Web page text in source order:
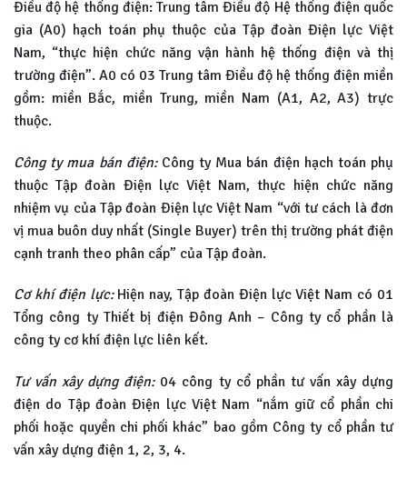
Điều độ hệ thống điện: Trung tâm Điều độ Hệ thống điện quốc
gia (A0) hạch toán phụ thuộc của Tập đoàn Điện lực Việt
Nam, “thực hiện chức năng vận hành hệ thống điện và thị
trường điện”. A0 có 03 Trung tâm Điều độ hệ thống điện miền
gồm: miền Bắc, miền Trung, miền Nam (A1, A2, A3) trực
thuộc.
Công ty mua bán điện:Công ty Mua bán điện hạch toán phụ
thuộc Tập đoàn Điện lực Việt Nam, thực hiện chức năng
nhiệm vụ của Tập đoàn Điện lực Việt Nam “với tư cách là đơn
vị mua buôn duy nhất (Single Buyer) trên thị trường phát điện
cạnh tranh theo phân cấp” của Tập đoàn.
Cơ khí điện lực:Hiện nay, Tập đoàn Điện lực Việt Nam có 01
Tổng công ty Thiết bị điện Đông Anh – Công ty cổ phần là
công ty cơ khí điện lực liên kết.
Tư vấn xây dựng điện:04 công ty cổ phần tư vấn xây dựng
điện do Tập đoàn Điện lực Việt Nam “nắm giữ cổ phần chi
phối hoặc quyền chi phối khác” bao gồm Công ty cổ phần tư
vấn xây dựng điện 1, 2, 3, 4.